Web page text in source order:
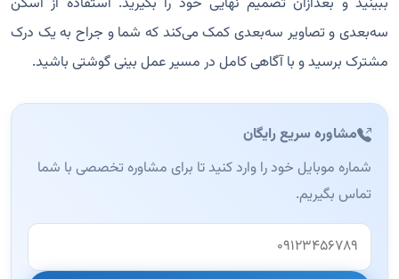
سه‌بعدی و تصاویر سه‌بعدی کمک می‌کند که شما و جراح به یک درک
مشترک برسید و با آگاهی کامل در مسیر عمل بینی گوشتی باشید.
مشاوره سریع رایگان
شماره موبایل خود را وارد کنید تا برای مشاوره تخصصی با شما
تماس بگیریم.
وب‌سایت (این فیلد را خالی بگذارید)